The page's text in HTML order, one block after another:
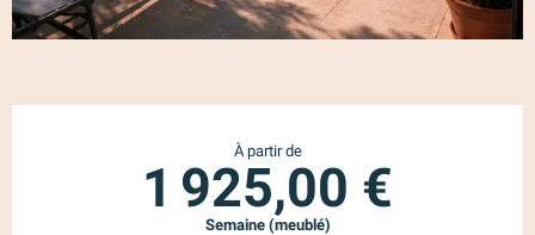
À partir de
1 925,00 €
Semaine (meublé)